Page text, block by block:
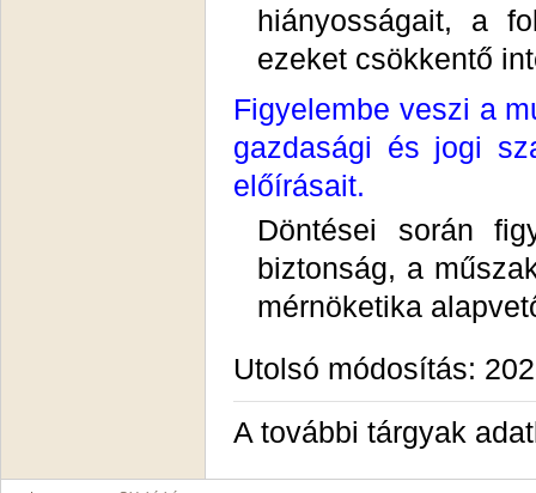
hiányosságait, a
ezeket csökkentő
Figyelembe veszi a
gazdasági és jogi
előírásait.
Döntései során
biztonság, a
mérnöketika
Utolsó módosítás:
A további tárgyak